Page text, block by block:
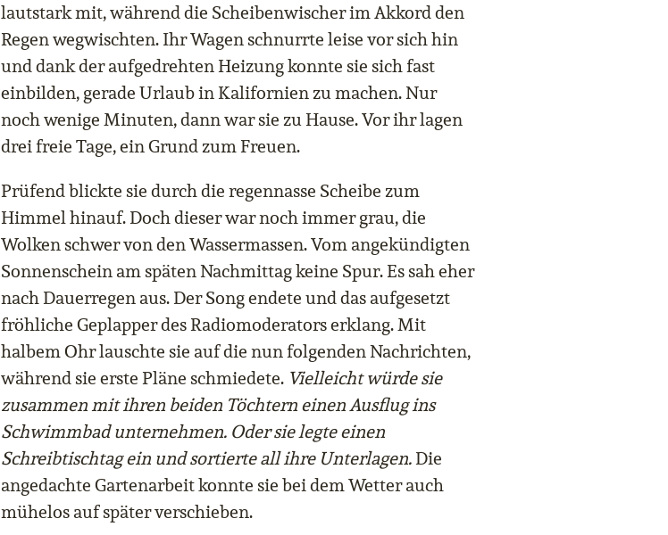
lautstark mit, während die Scheibenwischer im Akkord den
Regen wegwischten. Ihr Wagen schnurrte leise vor sich hin
und dank der aufgedrehten Heizung konnte sie sich fast
einbilden, gerade Urlaub in Kalifornien zu machen. Nur
noch wenige Minuten, dann war sie zu Hause. Vor ihr lagen
drei freie Tage, ein Grund zum Freuen.
Prüfend blickte sie durch die regennasse Scheibe zum
Himmel hinauf. Doch dieser war noch immer grau, die
Wolken schwer von den Wassermassen. Vom angekündigten
Sonnenschein am späten Nachmittag keine Spur. Es sah eher
nach Dauerregen aus. Der Song endete und das aufgesetzt
fröhliche Geplapper des Radiomoderators erklang. Mit
halbem Ohr lauschte sie auf die nun folgenden Nachrichten,
während sie erste Pläne schmiedete. Vielleicht würde sie
zusammen mit ihren beiden Töchtern einen Ausflug ins
Schwimmbad unternehmen. Oder sie legte einen
Schreibtischtag ein und sortierte all ihre Unterlagen.Die
angedachte Gartenarbeit konnte sie bei dem Wetter auch
mühelos auf später verschieben.